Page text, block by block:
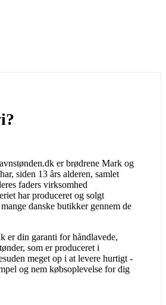
er brødrene Mark og
siden 13 års alderen, samlet
faders virksomhed
har produceret og solgt
danske butikker gennem de
er din garanti for håndlavede,
som er produceret i
meget op i at levere hurtigt -
og nem købsoplevelse for dig